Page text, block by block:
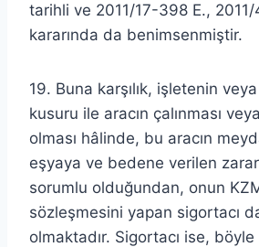
tarihli ve 2011/17-398 E., 2011/
kararında da benimsenmiştir.
19. Buna karşılık, işletenin veya
kusuru ile aracın çalınması
olması hâlinde, bu aracın
eşyaya ve bedene verilen
sorumlu olduğundan, onun
sözleşmesini yapan sigortacı
olmaktadır. Sigortacı ise, böyle